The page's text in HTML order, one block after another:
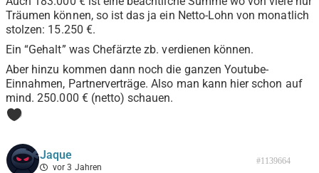
Träumen können, so ist das ja ein Netto-Lohn von monatlich
stolzen: 15.250 €.
Ein “Gehalt” was Chefärzte zb. verdienen können.
Aber hinzu kommen dann noch die ganzen Youtube-
Einnahmen, Partnerverträge. Also man kann hier schon auf
mind. 250.000 € (netto) schauen.
0
Jaque
vor 3 Jahren
#1139664